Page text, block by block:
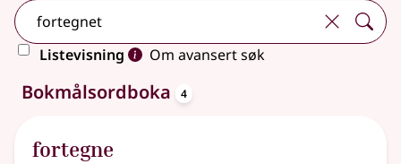
Listevisning
Om avansert søk
4 treff
Bokmålsordboka 4
fortegne